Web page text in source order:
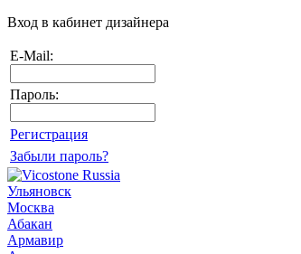
Вход в кабинет дизайнера
E-Mail:
Пароль:
Регистрация
Забыли пароль?
Ульяновск
Москва
Абакан
Армавир